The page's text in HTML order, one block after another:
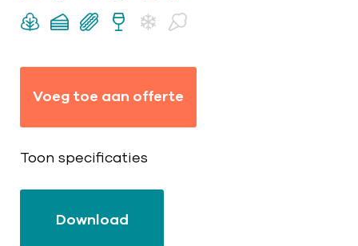
Voeg toe aan offerte
Toon specificaties
Download